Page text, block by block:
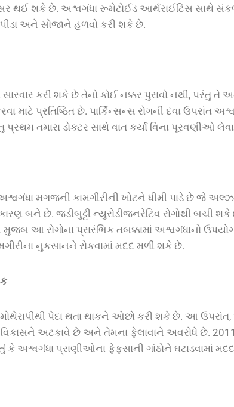
થઈ શકે છે. અશ્વગંધા રૂમેટોઈડ આર્થરાઈટિસ સાથે
અને સોજાને હળવો કરી શકે છે.
સારવાર કરી શકે છે તેનો કોઈ નક્કર પુરાવો નથી, પરંતુ તે
માટે પ્રતિષ્ઠિત છે. પાર્કિન્સન્સ રોગની દવા ઉપરાંત
પ્રથમ તમારા ડોક્ટર સાથે વાત કર્યા વિના પૂરવણીઓ
મગજની કામગીરીની ખોટને ધીમી પાડે છે જે
બને છે. જડીબુટ્ટી ન્યુરોડીજનરેટિવ રોગોથી બચી
આ રોગોના પ્રારંભિક તબક્કામાં અશ્વગંધાનો ઉપયોગ
નુકસાનને રોકવામાં મદદ મળી શકે છે.
પેદા થતા થાકને ઓછો કરી શકે છે. આ
વિકાસને અટકાવે છે અને તેમના ફેલાવાને અવરોધે છે.
અશ્વગંધા પ્રાણીઓના ફેફસાની ગાંઠોને ઘટાડવામાં